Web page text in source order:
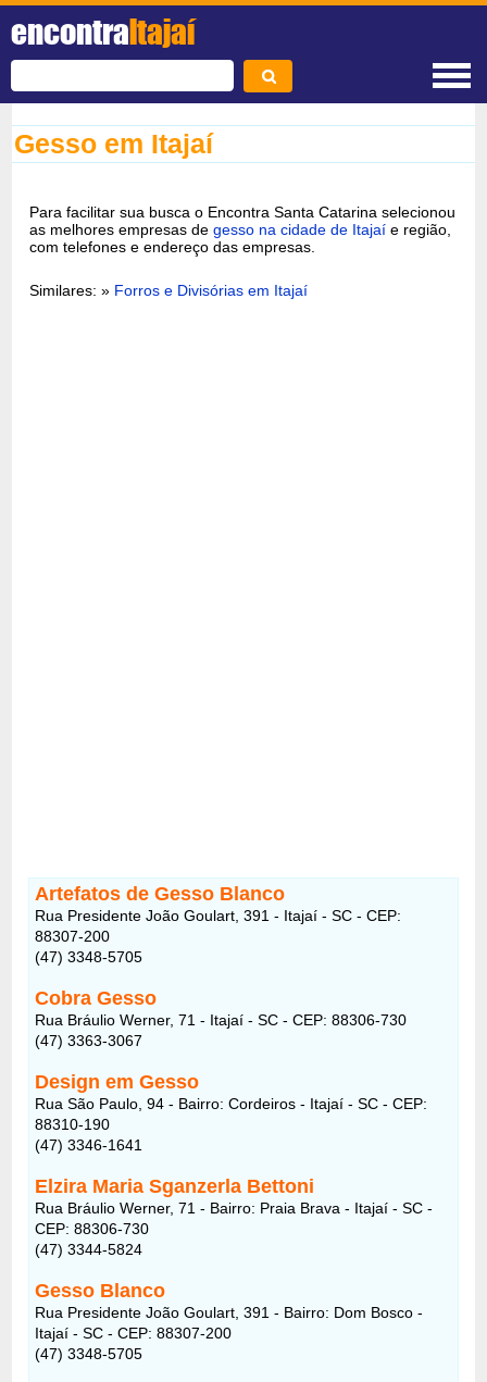
encontraItajaí
Gesso em Itajaí
Para facilitar sua busca o Encontra Santa Catarina selecionou
as melhores empresas degesso na cidade de Itajaí e região,
com telefones e endereço das empresas.
Similares: » Forros e Divisórias em Itajaí
Artefatos de Gesso Blanco
Rua Presidente João Goulart, 391 - Itajaí - SC - CEP:
88307-200
(47) 3348-5705
Cobra Gesso
Rua Bráulio Werner, 71 - Itajaí - SC - CEP: 88306-730
(47) 3363-3067
Design em Gesso
Rua São Paulo, 94 - Bairro: Cordeiros - Itajaí - SC - CEP:
88310-190
(47) 3346-1641
Elzira Maria Sganzerla Bettoni
Rua Bráulio Werner, 71 - Bairro: Praia Brava - Itajaí - SC -
CEP: 88306-730
(47) 3344-5824
Gesso Blanco
Rua Presidente João Goulart, 391 - Bairro: Dom Bosco -
Itajaí - SC - CEP: 88307-200
(47) 3348-5705